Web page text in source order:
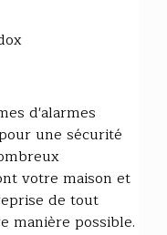
d'alarmes
une sécurité
votre maison et
de tout
manière possible.